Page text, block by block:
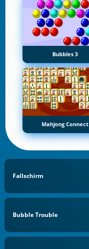
Bubbles 3
Mahjong Connect
Fallschirm
Bubble Trouble